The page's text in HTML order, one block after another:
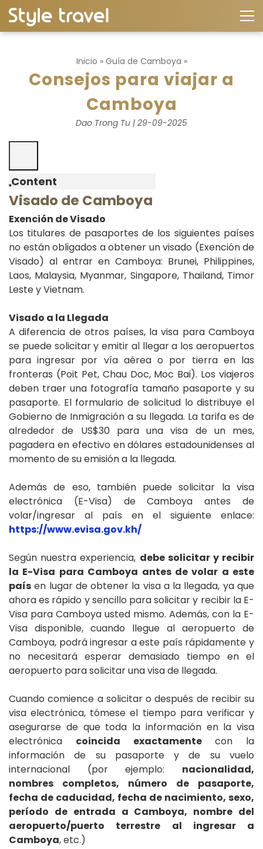
Inicio » Guía de Camboya »
Consejos para viajar a
Camboya
Dao Trong Tu | 29-09-2025
Content
Visado de Camboya
Exención de Visado
Los titulares de pasaportes de los siguientes países
no están obligados a obtener un visado (Exención de
Visado) al entrar en Camboya: Brunei, Philippines,
Laos, Malaysia, Myanmar, Singapore, Thailand, Timor
Leste y Vietnam.
Visado a la Llegada
A diferencia de otros países, la visa para Camboya
se puede solicitar y emitir al llegar a los aeropuertos
para ingresar por vía aérea o por tierra en las
fronteras (Poit Pet, Chau Doc, Moc Bai). Los viajeros
deben traer una fotografía tamaño pasaporte y su
pasaporte. El formulario de solicitud lo distribuye el
Gobierno de Inmigración a su llegada. La tarifa es de
alrededor de US$30 para una visa de un mes,
pagadera en efectivo en dólares estadounidenses al
momento de su emisión a la llegada.
Además de eso, también puede solicitar la visa
electrónica (E-Visa) de Camboya antes de
volar/ingresar al país en el siguiente enlace:
https://www.evisa.gov.kh/
Según nuestra experiencia, debe solicitar y recibir
la E-Visa para Camboya antes de volar a este
país en lugar de obtener la visa a la llegada, ya que
ahora es rápido y sencillo para solicitar y recibir la E-
Visa para Camboya usted mismo. Además, con la E-
Visa disponible, cuando llegue al aeropuerto de
Camboya, podrá ingresar a este país rápidamente y
no necesitará esperar demasiado tiempo en el
aeropuerto para solicitar una visa de llegada.
Cuando comience a solicitar o después de recibir su
visa electrónica, tómese el tiempo para verificar y
asegurarse de que toda la información en la visa
electrónica coincida exactamentecon la
información de su pasaporte y de su vuelo
internacional (por ejemplo: nacionalidad,
nombres completos, número de pasaporte,
fecha de caducidad, fecha de nacimiento, sexo,
período de entrada a Camboya, nombre del
aeropuerto/puerto terrestre al ingresar a
Camboya, etc.)